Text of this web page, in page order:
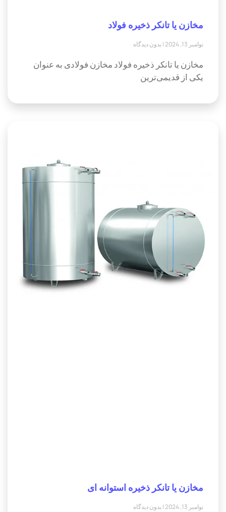
مخازن یا تانکر ذخیره فولاد
نوامبر 13, 2024 بدون دیدگاه
مخازن یا تانکر ذخیره فولاد مخازن فولادی به عنوان
یکی از قدیمی‌ترین
مخازن یا تانکر ذخیره استوانه ای
نوامبر 13, 2024 بدون دیدگاه